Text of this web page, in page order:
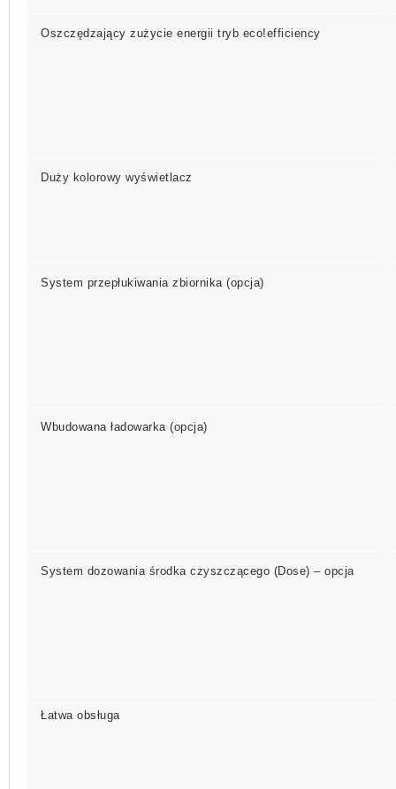
Oszczędzający zużycie energii tryb eco!efficiency
Duży kolorowy wyświetlacz
System przepłukiwania zbiornika (opcja)
Wbudowana ładowarka (opcja)
System dozowania środka czyszczącego (Dose) – opcja
Łatwa obsługa